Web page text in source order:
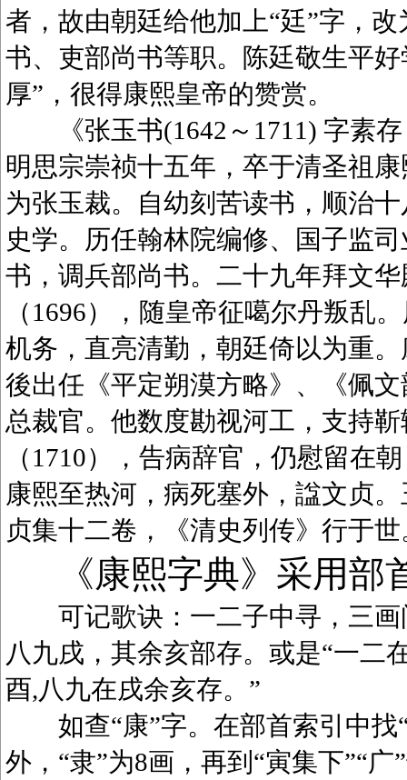
者，故由朝廷给他加上“廷”字，
书、吏部尚书等职。陈廷敬生平
厚”，很得康熙皇帝的赞赏。
《张玉书(1642～1711) 字素存
明思宗崇祯十五年，卒于清圣祖
为张玉裁。自幼刻苦读书，顺治
史学。历任翰林院编修、国子监
书，调兵部尚书。二十九年拜文
（1696），随皇帝征噶尔丹叛乱
机务，直亮清勤，朝廷倚以为重
後出任《平定朔漠方略》、《佩
总裁官。他数度勘视河工，支持
（1710），告病辞官，仍慰留在
康熙至热河，病死塞外，諡文贞
贞集十二卷，《清史列传》行于世
《康熙字典》采用
可记歌诀：一二子中寻，三画
八九戌，其余亥部存。或是“一二
酉,八九在戌余亥存。”
如查“康”字。在部首索引中找“
外，“隶”为8画，再到“寅集下”“